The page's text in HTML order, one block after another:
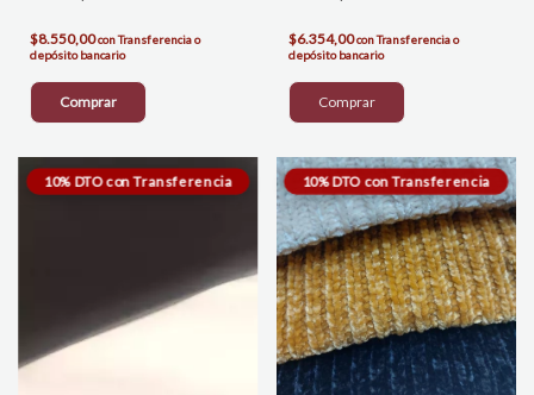
$8.550,00conTransferencia o
depósito bancario
Comprar
$6.354,00conTransferencia o
depósito bancario